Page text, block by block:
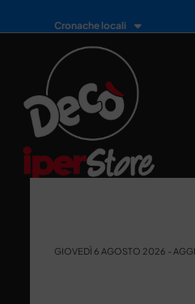
Cronache locali
GIOVEDÌ 6 AGOSTO 2026 -